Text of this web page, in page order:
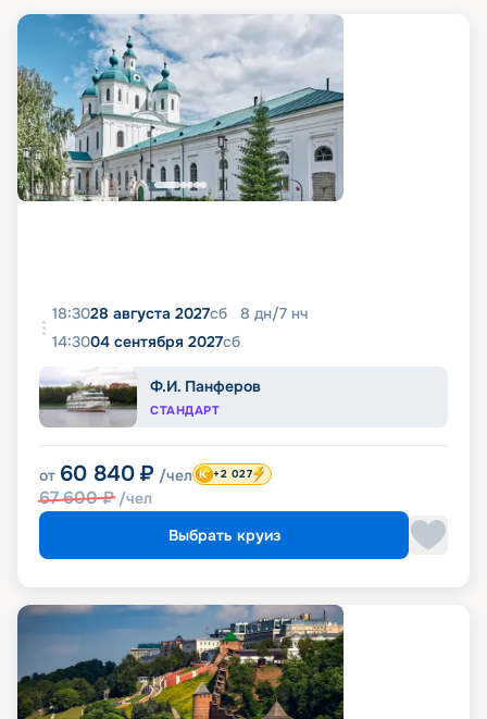
18:3028 августа 2027сб 8 дн/7 нч
14:3004 сентября 2027сб
Ф.И. Панферов
СТАНДАРТ
от 60 840 ₽ /чел
67 600₽ /чел
+2 027
Выбрать круиз